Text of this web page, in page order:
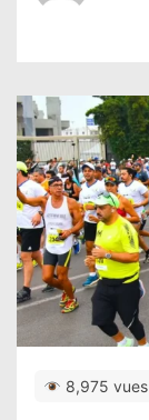
8,975 vues